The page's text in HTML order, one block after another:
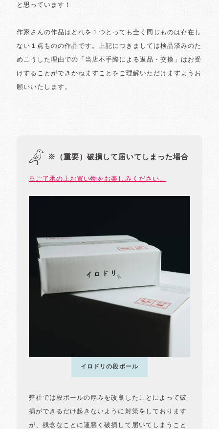
と思っています！
作家さんの作品はどれを１つとっても全く同じものは存在し
ない１点ものの作品です。上記につきましては検品済みのた
めこうした理由での「当店不手際による返品・交換」はお受
けすることができかねますことをご理解いただけますようお
願いいたします。
※（重要）破損して届いてしまった場合
※ご了承の上お買い物をお楽しみください。
イロドリの段ボール
弊社では段ボールの厚みを改良したことによって破
損ができるだけ起きないように対策をしております
が、残念なことに運悪く破損して届いてしまうこと